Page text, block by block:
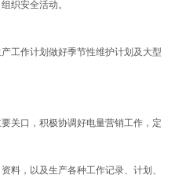
织安全活动。
工作计划做好季节性维护计划及大型
关口，积极协调好电量营销工作，定
料，以及生产各种工作记录、计划、